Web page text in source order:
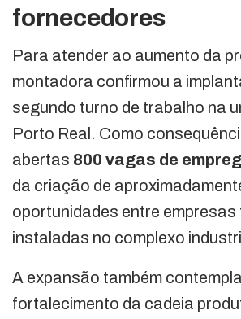
fornecedores
Para atender ao aumento da
montadora confirmou a
segundo turno de trabalho na
Porto Real. Como
abertas 800 vagas de
da criação de
oportunidades entre
instaladas no complexo
A expansão também
fortalecimento da cadeia